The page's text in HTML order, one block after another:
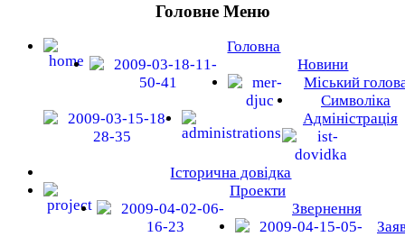
Головне Меню
Головна
Новини
Міський
Символіка
Адміністрація
Історична довідка
Проекти
Звернення